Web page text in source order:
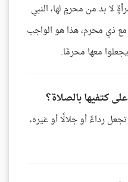
لا بد من محرمٍ لها، النبي
مع ذي محرم، هذا هو الواجب
معها محرمًا.
كتفيها بالصلاة؟
رداءً أو جلالًا أو غيره،